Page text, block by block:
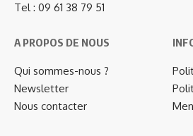
Tel : 09 61 38 79 51
A PROPOS DE NOUS
Qui sommes-nous ?
Newsletter
Nous contacter